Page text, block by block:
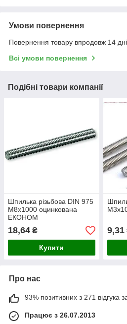
Умови повернення
Повернення товару впродовж 14
Всі умови повернення
Подібні товари компанії
Шпилька різьбова DIN 975
М8х1000 оцинкована
ЕКОНОМ
18,64 ₴
Купити
9,31
Про нас
93% позитивних з 271 відгука
Працює з 26.07.2013